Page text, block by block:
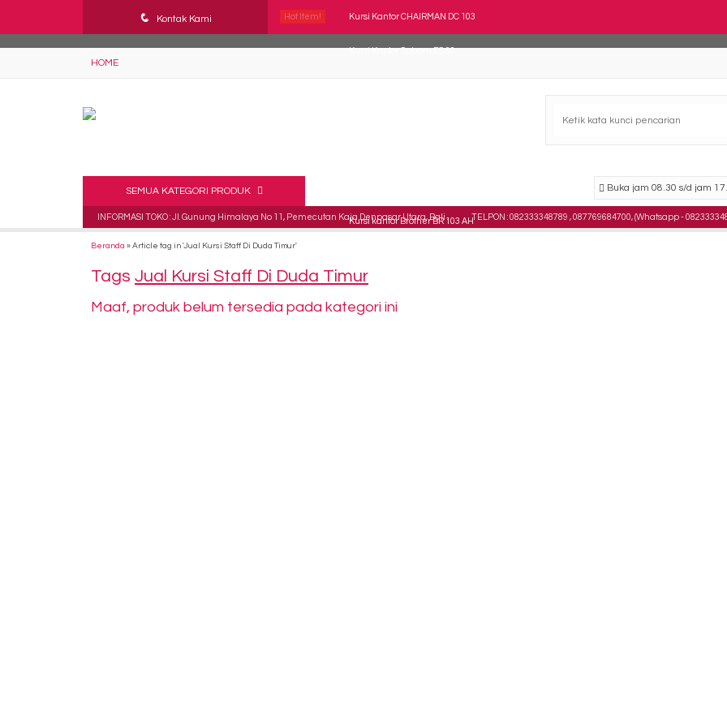
q
Kontak Kami Hot Item! Kursi Kantor CHAIRMAN DC 103
Kursi Kantor Subaru ES 60
Kursi kantor Brother BR 103 AH
HOME
Buka jam 08.30 s/d jam
SEMUA KATEGORI PRODUK
INFORMASI TOKO : Jl. Gunung Himalaya No 11, Pemecutan Kaja Denpasar Utara, Bali . TELPON : 082333348789 , 087769684700, (Whatsapp -
Beranda » Article tag in 'Jual Kursi Staff Di Duda Timur'
Tags Jual Kursi Staff Di Duda Timur
Maaf, produk belum tersedia pada kategori ini